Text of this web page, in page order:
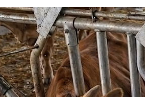
' 이강인 데뷔전…맨시티에 1-3 역전패(종합)
이강인, 맨시티 상대로 비공식 데뷔전
7번' 이강인, 맨시티 상대로 비공식 데뷔전
의 가자 평화 2차 15개조 평화안 '거부'
식에 '상암벌 들썩'…"세계적인 선수 되길"
성 타이저우시 해안에 상륙 (1보)